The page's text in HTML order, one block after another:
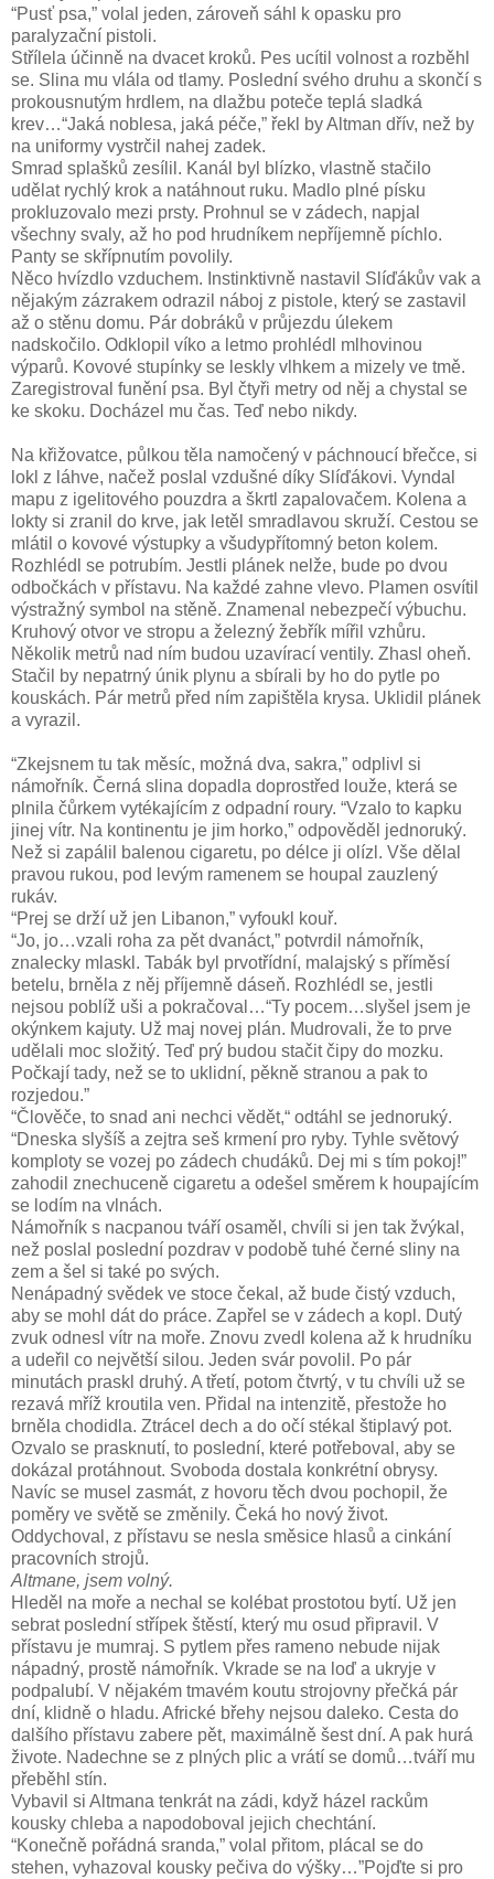
“Pusť psa,” volal jeden, zároveň sáhl k opasku pro
paralyzační pistoli.
Střílela účinně na dvacet kroků. Pes ucítil volnost a rozběhl
se. Slina mu vlála od tlamy. Poslední svého druhu a skončí s
prokousnutým hrdlem, na dlažbu poteče teplá sladká
krev…“Jaká noblesa, jaká péče,” řekl by Altman dřív, než by
na uniformy vystrčil nahej zadek.
Smrad splašků zesílil. Kanál byl blízko, vlastně stačilo
udělat rychlý krok a natáhnout ruku. Madlo plné písku
prokluzovalo mezi prsty. Prohnul se v zádech, napjal
všechny svaly, až ho pod hrudníkem nepříjemně píchlo.
Panty se skřípnutím povolily.
Něco hvízdlo vzduchem. Instinktivně nastavil Slíďákův vak a
nějakým zázrakem odrazil náboj z pistole, který se zastavil
až o stěnu domu. Pár dobráků v průjezdu úlekem
nadskočilo. Odklopil víko a letmo prohlédl mlhovinou
výparů. Kovové stupínky se leskly vlhkem a mizely ve tmě.
Zaregistroval funění psa. Byl čtyři metry od něj a chystal se
ke skoku. Docházel mu čas. Teď nebo nikdy.
Na křižovatce, půlkou těla namočený v páchnoucí břečce, si
lokl z láhve, načež poslal vzdušné díky Slíďákovi. Vyndal
mapu z igelitového pouzdra a škrtl zapalovačem. Kolena a
lokty si zranil do krve, jak letěl smradlavou skruží. Cestou se
mlátil o kovové výstupky a všudypřítomný beton kolem.
Rozhlédl se potrubím. Jestli plánek nelže, bude po dvou
odbočkách v přístavu. Na každé zahne vlevo. Plamen osvítil
výstražný symbol na stěně. Znamenal nebezpečí výbuchu.
Kruhový otvor ve stropu a železný žebřík mířil vzhůru.
Několik metrů nad ním budou uzavírací ventily. Zhasl oheň.
Stačil by nepatrný únik plynu a sbírali by ho do pytle po
kouskách. Pár metrů před ním zapištěla krysa. Uklidil plánek
a vyrazil.
“Zkejsnem tu tak měsíc, možná dva, sakra,” odplivl si
námořník. Černá slina dopadla doprostřed louže, která se
plnila čůrkem vytékajícím z odpadní roury. “Vzalo to kapku
jinej vítr. Na kontinentu je jim horko,” odpověděl jednoruký.
Než si zapálil balenou cigaretu, po délce ji olízl. Vše dělal
pravou rukou, pod levým ramenem se houpal zauzlený
rukáv.
“Prej se drží už jen Libanon,” vyfoukl kouř.
“Jo, jo…vzali roha za pět dvanáct,” potvrdil námořník,
znalecky mlaskl. Tabák byl prvotřídní, malajský s příměsí
betelu, brněla z něj příjemně dáseň. Rozhlédl se, jestli
nejsou poblíž uši a pokračoval…“Ty pocem…slyšel jsem je
okýnkem kajuty. Už maj novej plán. Mudrovali, že to prve
udělali moc složitý. Teď prý budou stačit čipy do mozku.
Počkají tady, než se to uklidní, pěkně stranou a pak to
rozjedou.”
“Člověče, to snad ani nechci vědět,“ odtáhl se jednoruký.
“Dneska slyšíš a zejtra seš krmení pro ryby. Tyhle světový
komploty se vozej po zádech chudáků. Dej mi s tím pokoj!”
zahodil znechuceně cigaretu a odešel směrem k houpajícím
se lodím na vlnách.
Námořník s nacpanou tváří osaměl, chvíli si jen tak žvýkal,
než poslal poslední pozdrav v podobě tuhé černé sliny na
zem a šel si také po svých.
Nenápadný svědek ve stoce čekal, až bude čistý vzduch,
aby se mohl dát do práce. Zapřel se v zádech a kopl. Dutý
zvuk odnesl vítr na moře. Znovu zvedl kolena až k hrudníku
a udeřil co největší silou. Jeden svár povolil. Po pár
minutách praskl druhý. A třetí, potom čtvrtý, v tu chvíli už se
rezavá mříž kroutila ven. Přidal na intenzitě, přestože ho
brněla chodidla. Ztrácel dech a do očí stékal štiplavý pot.
Ozvalo se prasknutí, to poslední, které potřeboval, aby se
dokázal protáhnout. Svoboda dostala konkrétní obrysy.
Navíc se musel zasmát, z hovoru těch dvou pochopil, že
poměry ve světě se změnily. Čeká ho nový život.
Oddychoval, z přístavu se nesla směsice hlasů a cinkání
pracovních strojů.
Altmane, jsem volný.
Hleděl na moře a nechal se kolébat prostotou bytí. Už jen
sebrat poslední střípek štěstí, který mu osud připravil. V
přístavu je mumraj. S pytlem přes rameno nebude nijak
nápadný, prostě námořník. Vkrade se na loď a ukryje v
podpalubí. V nějakém tmavém koutu strojovny přečká pár
dní, klidně o hladu. Africké břehy nejsou daleko. Cesta do
dalšího přístavu zabere pět, maximálně šest dní. A pak hurá
živote. Nadechne se z plných plic a vrátí se domů…tváří mu
přeběhl stín.
Vybavil si Altmana tenkrát na zádi, když házel rackům
kousky chleba a napodoboval jejich chechtání.
“Konečně pořádná sranda,” volal přitom, plácal se do
stehen, vyhazoval kousky pečiva do výšky…”Pojďte si pro